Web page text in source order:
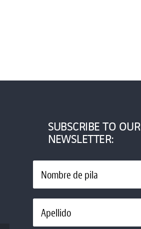
SUBSCRIBE TO OUR
NEWSLETTER:
Nombre de pila
Apellido*